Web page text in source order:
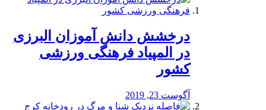
درخشش دانش آموزان البرزی
در المپیاد فرهنگی ورزشی
کشور
آگوست 23, 2019